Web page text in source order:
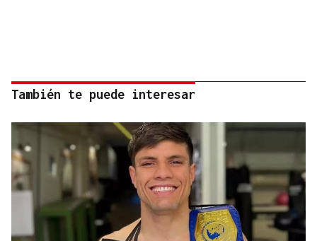
También te puede interesar